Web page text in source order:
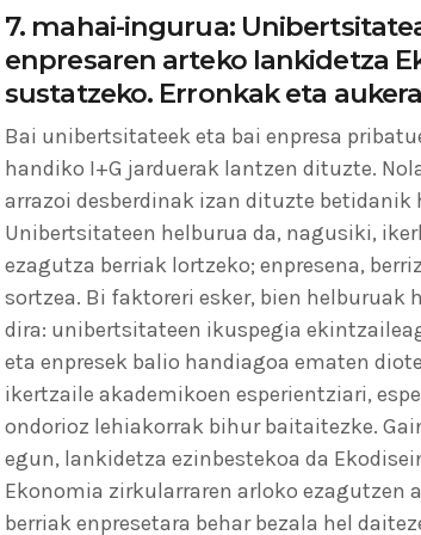
7. mahai-ingurua:
enpresaren arteko lankidetza
sustatzeko. Erronkak eta
Bai unibertsitateek eta bai enpresa
handiko I+G jarduerak lantzen dituzte.
arrazoi desberdinak izan dituzte betidanik
Unibertsitateen helburua da, nagusiki,
ezagutza berriak lortzeko; enpresena,
sortzea. Bi faktoreri esker, bien helburuak
dira: unibertsitateen ikuspegia
eta enpresek balio handiagoa ematen
ikertzaile akademikoen esperientziari,
ondorioz lehiakorrak bihur baitaitezke.
egun, lankidetza ezinbestekoa da
Ekonomia zirkularraren arloko ezagutzen
berriak enpresetara behar bezala hel